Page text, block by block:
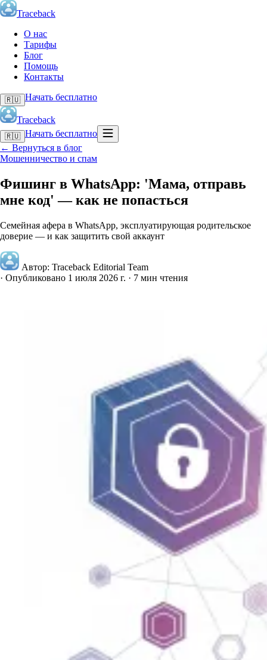
Traceback
О нас
Тарифы
Блог
Помощь
Контакты
🇷🇺 Начать бесплатно
Traceback
🇷🇺 Начать бесплатно
← Вернуться в блог
Мошенничество и спам
Фишинг в WhatsApp: 'Мама, отправь
мне код' — как не попасться
Семейная афера в WhatsApp, эксплуатирующая родительское
доверие — и как защитить свой аккаунт
Автор: Traceback Editorial Team
· Опубликовано 1 июля 2026 г. · 7 мин чтения